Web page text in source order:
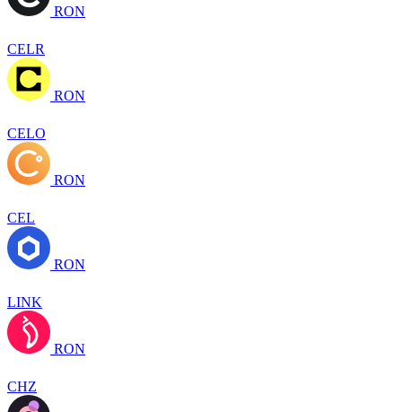
RON
CELR
RON
CELO
RON
CEL
RON
LINK
RON
CHZ